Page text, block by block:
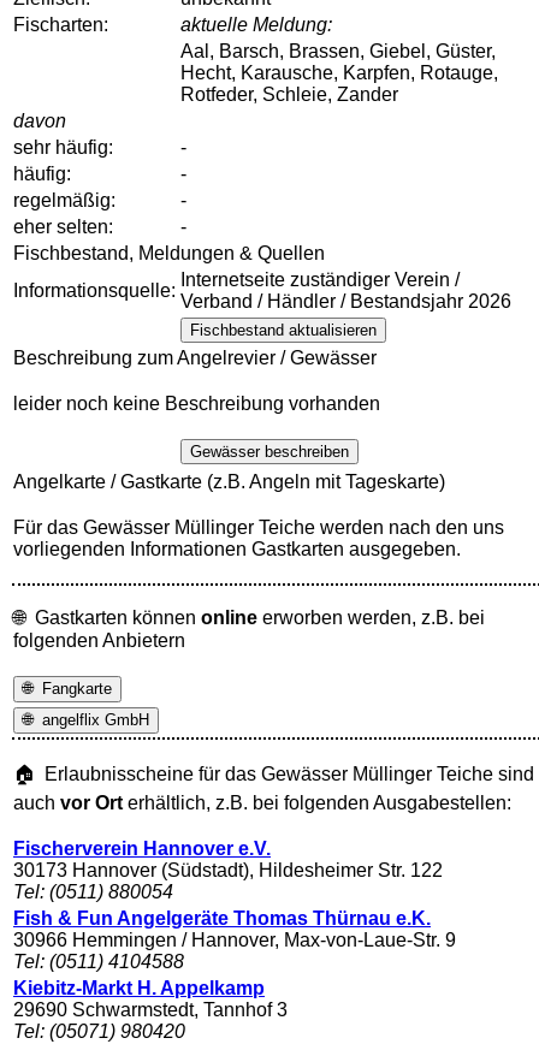
Fischarten:
aktuelle Meldung:
Aal, Barsch, Brassen, Giebel, Güster,
Hecht, Karausche, Karpfen, Rotauge,
Rotfeder, Schleie, Zander
davon
sehr häufig:
-
häufig:
-
regelmäßig:
-
eher selten:
-
Fischbestand, Meldungen & Quellen
Informationsquelle:
Internetseite zuständiger Verein /
Verband / Händler / Bestandsjahr 2026
Fischbestand aktualisieren
Beschreibung zum Angelrevier / Gewässer
leider noch keine Beschreibung vorhanden
Gewässer beschreiben
Angelkarte / Gastkarte (z.B. Angeln mit Tageskarte)
Für das Gewässer Müllinger Teiche werden nach den uns
vorliegenden Informationen Gastkarten ausgegeben.
🌐 Gastkarten können online erworben werden, z.B. bei
folgenden Anbietern
🌐 Fangkarte
🌐 angelflix GmbH
🏠 Erlaubnisscheine für das Gewässer Müllinger Teiche sind
auch vor Ort erhältlich, z.B. bei folgenden Ausgabestellen:
Fischerverein Hannover e.V.
30173 Hannover (Südstadt), Hildesheimer Str. 122
Tel: (0511) 880054
Fish & Fun Angelgeräte Thomas Thürnau e.K.
30966 Hemmingen / Hannover, Max-von-Laue-Str. 9
Tel: (0511) 4104588
Kiebitz-Markt H. Appelkamp
29690 Schwarmstedt, Tannhof 3
Tel: (05071) 980420